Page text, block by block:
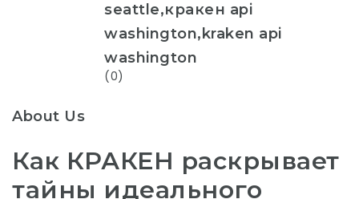
seattle,кракен api
washington,kraken api
washington
(0)
About Us
Как КРАКЕН раскрывает
тайны идеального